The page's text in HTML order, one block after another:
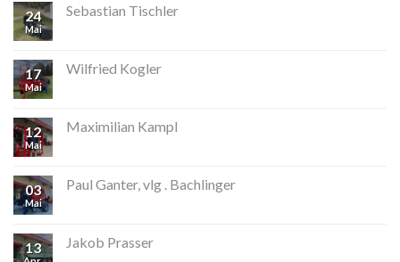
24
Mai
Sebastian Tischler
17
Mai
Wilfried Kogler
12
Mai
Maximilian Kampl
03
Mai
Paul Ganter, vlg . Bachlinger
13 Jakob Prasser